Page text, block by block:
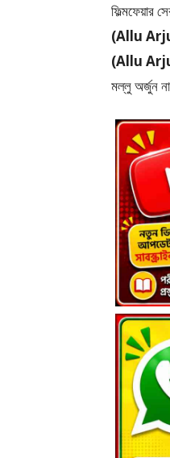
ফিল্মফেয়ার
(Allu
(Allu
মল্লু অর্জুন